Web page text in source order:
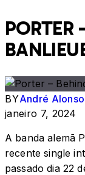
PORTER
BYAndré Alonso
janeiro 7, 2024
A banda alemã
recente single
passado dia 22